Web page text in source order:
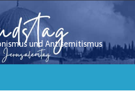
und Antisemitismus